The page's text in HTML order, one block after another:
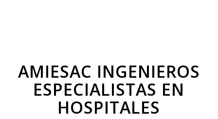
AMIESAC INGENIEROS
ESPECIALISTAS EN
HOSPITALES